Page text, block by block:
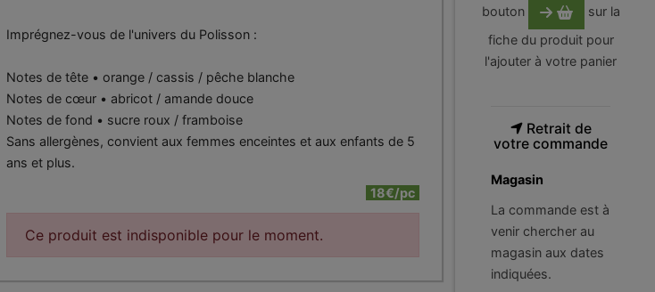
Imprégnez-vous de l'univers du Polisson :
Notes de tête • orange / cassis / pêche blanche
Notes de cœur • abricot / amande douce
Notes de fond • sucre roux / framboise
Sans allergènes, convient aux femmes enceintes et aux enfants de 5
ans et plus.
18€/pc
Ce produit est indisponible pour le moment.
bouton
sur la
fiche du produit pour
l'ajouter à votre panier
Retrait de
votre commande
Magasin
La commande est à
venir chercher au
magasin aux dates
indiquées.